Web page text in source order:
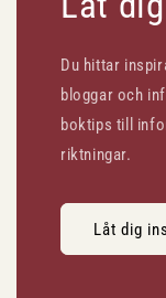
Du hittar
bloggar och
boktips till
riktningar.
Låt dig